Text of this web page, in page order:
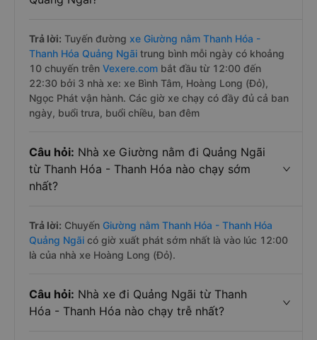
Trả lời: Tuyến đường xe Giường nằm Thanh Hóa -
Thanh Hóa Quảng Ngãi trung bình mỗi ngày có khoảng
10 chuyến trên Vexere.com bắt đầu từ 12:00 đến
22:30 bởi 3 nhà xe: xe Bình Tâm, Hoàng Long (Đỏ),
Ngọc Phát vận hành. Các giờ xe chạy có đầy đủ cả ban
ngày, buổi trưa, buổi chiều, ban đêm
Câu hỏi: Nhà xe Giường nằm đi Quảng Ngãi
từ Thanh Hóa - Thanh Hóa nào chạy sớm
nhất?
Trả lời: Chuyến Giường nằm Thanh Hóa - Thanh Hóa
Quảng Ngãi có giờ xuất phát sớm nhất là vào lúc 12:00
là của nhà xe Hoàng Long (Đỏ).
Câu hỏi: Nhà xe đi Quảng Ngãi từ Thanh
Hóa - Thanh Hóa nào chạy trễ nhất?